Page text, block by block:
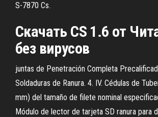
S-7870 Cs.
Скачать CS 1.6 от
без вирусов
juntas de Penetración Completa
Soldaduras de Ranura. 4. IV. Cédulas de
mm) del tamaño de filete nominal
Módulo de lector de tarjeta SD ranura para